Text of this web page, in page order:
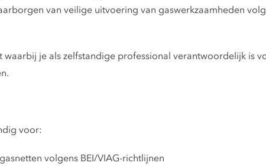
van veilige uitvoering van gaswerkzaamheden
je als zelfstandige professional verantwoordelijk is
voor:
volgens BEI/VIAG-richtlijnen